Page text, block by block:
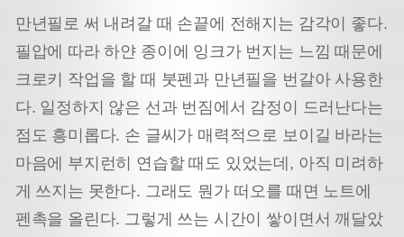
만년필로 써 내려갈 때 손끝에 전해지는 감각이 좋다.
필압에 따라 하얀 종이에 잉크가 번지는 느낌 때문에
크로키 작업을 할 때 붓펜과 만년필을 번갈아 사용한
다. 일정하지 않은 선과 번짐에서 감정이 드러난다는
점도 흥미롭다. 손 글씨가 매력적으로 보이길 바라는
마음에 부지런히 연습할 때도 있었는데, 아직 미려하
게 쓰지는 못한다. 그래도 뭔가 떠오를 때면 노트에
펜촉을 올린다. 그렇게 쓰는 시간이 쌓이면서 깨달았